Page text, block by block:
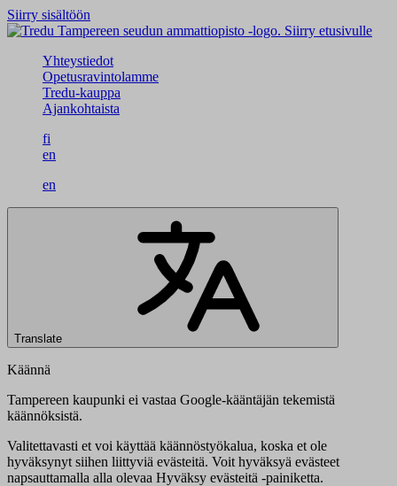
Siirry sisältöön
Siirry etusivulle
Yhteystiedot
Opetusravintolamme
Tredu-kauppa
Ajankohtaista
fi
en
en
Translate
Käännä
Tampereen kaupunki ei vastaa Google-kääntäjän tekemistä
käännöksistä.
Valitettavasti et voi käyttää käännöstyökalua, koska et ole
hyväksynyt siihen liittyviä evästeitä. Voit hyväksyä evästeet
napsauttamalla alla olevaa Hyväksy evästeitä -painiketta.